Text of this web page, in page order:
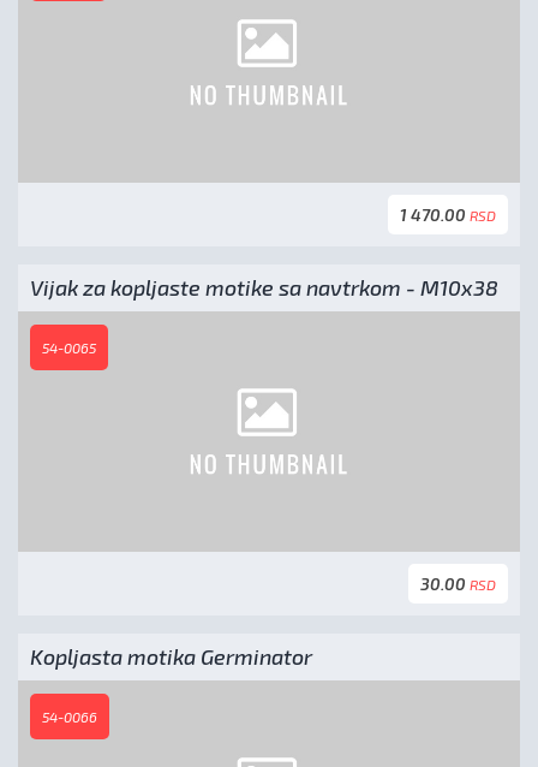
1 470.00 RSD
Vijak za kopljaste motike sa navtrkom - M10x38
54-0065
30.00 RSD
Kopljasta motika Germinator
54-0066